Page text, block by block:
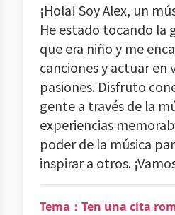
¡Hola! Soy Alex, un
He estado tocando la
que era niño y me
canciones y actuar en
pasiones. Disfruto
gente a través de la
experiencias
poder de la música
inspirar a otros.
Tema：Ten una cita